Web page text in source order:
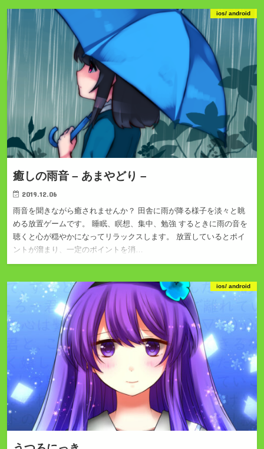
ios/ android
癒しの雨音 – あまやどり –
2019.12.06
雨音を聞きながら癒されませんか？ 田舎に雨が降る様子を淡々と眺
める放置ゲームです。 睡眠、瞑想、集中、勉強 するときに雨の音を
聴くと心が穏やかになってリラックスします。 放置しているとポイ
ントが溜まり、一定のポイントを消…
ios/ android